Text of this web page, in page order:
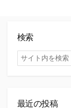
検索
検
索
最近の投稿